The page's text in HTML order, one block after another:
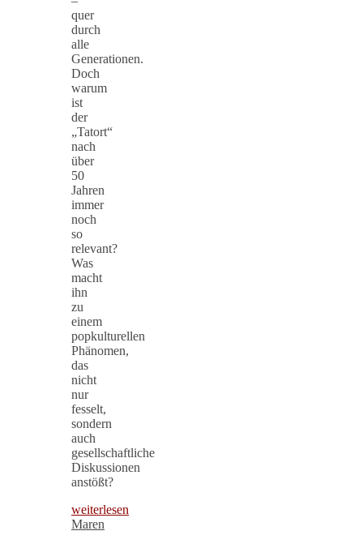
quer
durch
alle
Generationen.
Doch
warum
ist
der
„Tatort“
nach
über
50
Jahren
immer
noch
so
relevant?
Was
macht
ihn
zu
einem
popkulturellen
Phänomen,
das
nicht
nur
fesselt,
sondern
auch
gesellschaftliche
Diskussionen
anstößt?
weiterlesen
Maren